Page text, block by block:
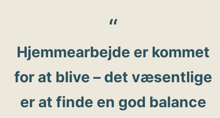
Hjemmearbejde er kommet
for at blive – det væsentlige
er at finde en god balance